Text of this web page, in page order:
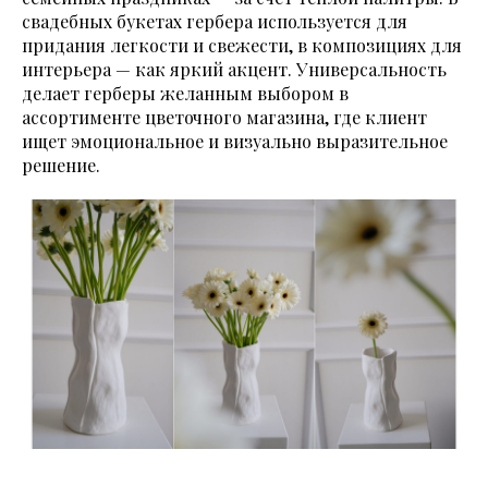
свадебных букетах гербера используется для
придания легкости и свежести, в композициях для
интерьера — как яркий акцент. Универсальность
делает герберы желанным выбором в
ассортименте цветочного магазина, где клиент
ищет эмоциональное и визуально выразительное
решение.